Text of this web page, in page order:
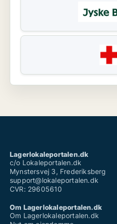
Lagerlokaleportalen.dk
c/o Lokaleportalen.dk
Mynstersvej 3, Frederiksberg
support@lokaleportalen.dk
CVR: 29605610
Om Lagerlokaleportalen.dk
Om Lagerlokaleportalen.dk